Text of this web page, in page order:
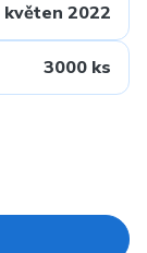
květen 2022
3000 ks